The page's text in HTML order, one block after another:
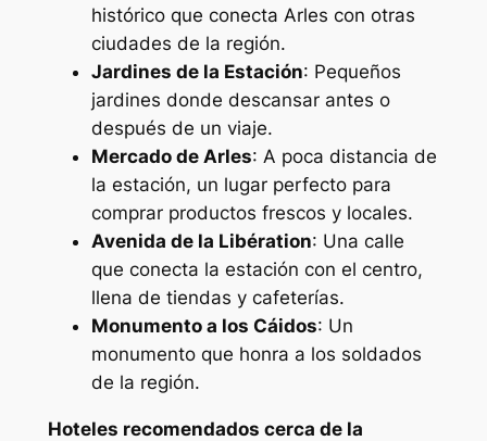
histórico que conecta Arles con otras
ciudades de la región.
Jardines de la Estación: Pequeños
jardines donde descansar antes o
después de un viaje.
Mercado de Arles: A poca distancia de
la estación, un lugar perfecto para
comprar productos frescos y locales.
Avenida de la Libération: Una calle
que conecta la estación con el centro,
llena de tiendas y cafeterías.
Monumento a los Cáidos: Un
monumento que honra a los soldados
de la región.
Hoteles recomendados cerca de la